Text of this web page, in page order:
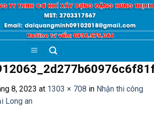
8, 2023 at 1303 × 708 in Nhận thi công
Long an